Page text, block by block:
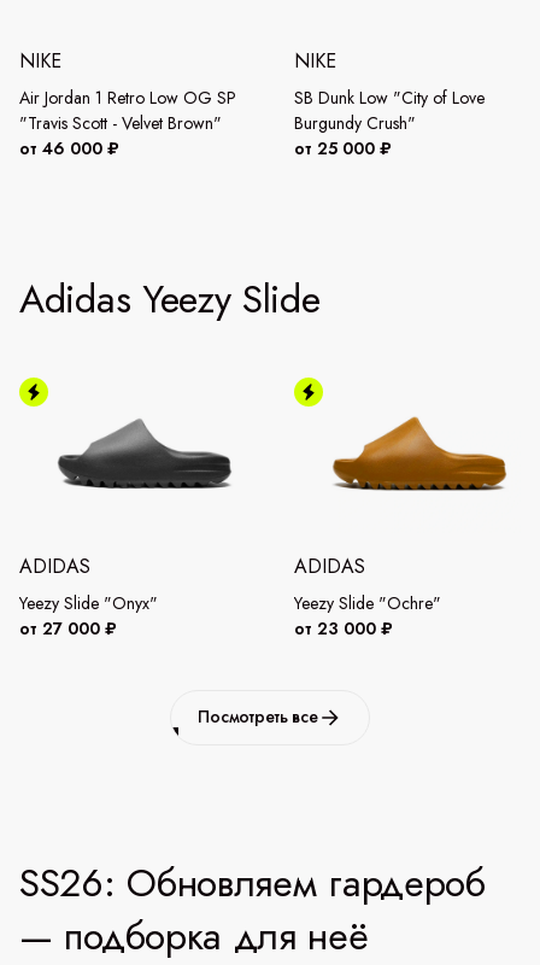
NIKE
Air Jordan 1 Retro Low OG SP
"Travis Scott - Velvet Brown"
от 46 000 ₽
NIKE
SB Dunk Low "City of Love
Burgundy Crush"
от 25 000 ₽
Adidas Yeezy Slide
ADIDAS
Yeezy Slide "Onyx"
от 27 000 ₽
ADIDAS
Yeezy Slide "Ochre"
от 23 000 ₽
Посмотреть все
SS26: Обновляем гардероб
— подборка для неё